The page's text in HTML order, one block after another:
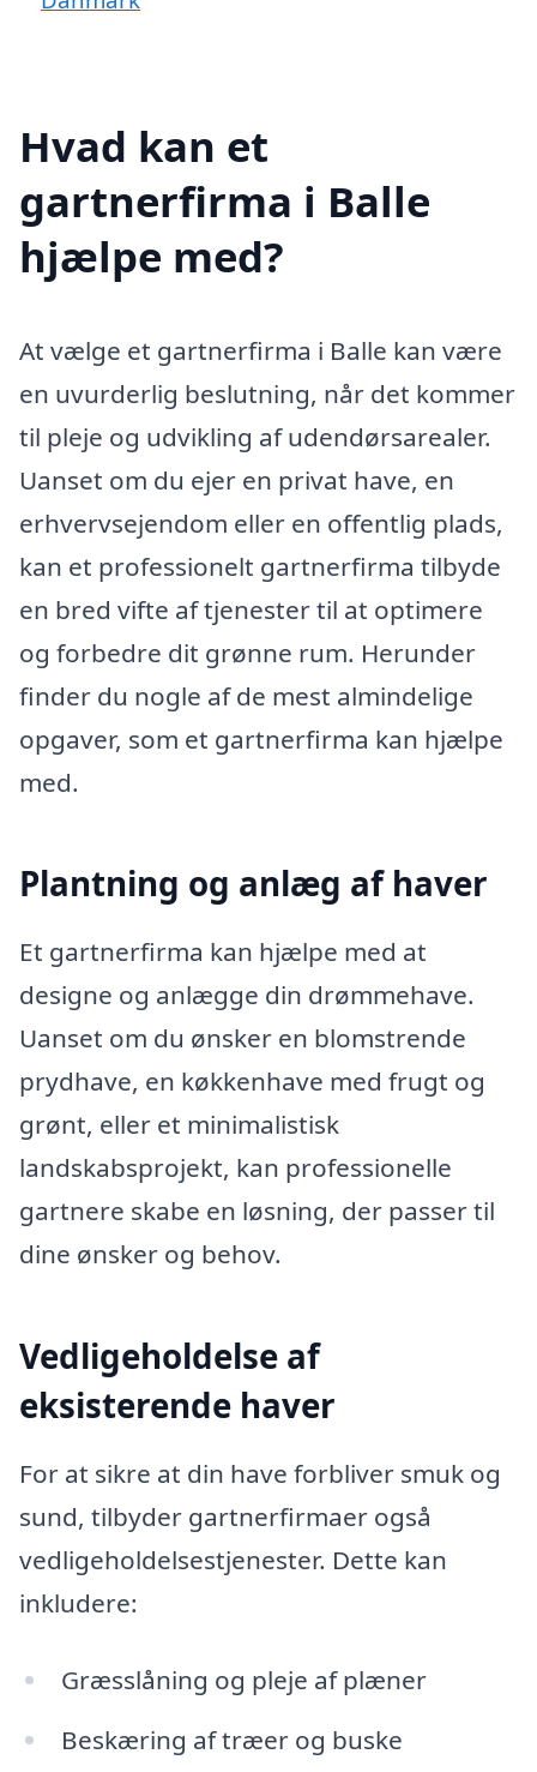
Hvad kan et
gartnerfirma i Balle
hjælpe med?
At vælge et gartnerfirma i Balle kan være
en uvurderlig beslutning, når det kommer
til pleje og udvikling af udendørsarealer.
Uanset om du ejer en privat have, en
erhvervsejendom eller en offentlig plads,
kan et professionelt gartnerfirma tilbyde
en bred vifte af tjenester til at optimere
og forbedre dit grønne rum. Herunder
finder du nogle af de mest almindelige
opgaver, som et gartnerfirma kan hjælpe
med.
Plantning og anlæg af haver
Et gartnerfirma kan hjælpe med at
designe og anlægge din drømmehave.
Uanset om du ønsker en blomstrende
prydhave, en køkkenhave med frugt og
grønt, eller et minimalistisk
landskabsprojekt, kan professionelle
gartnere skabe en løsning, der passer til
dine ønsker og behov.
Vedligeholdelse af
eksisterende haver
For at sikre at din have forbliver smuk og
sund, tilbyder gartnerfirmaer også
vedligeholdelsestjenester. Dette kan
inkludere:
Græsslåning og pleje af plæner
Beskæring af træer og buske